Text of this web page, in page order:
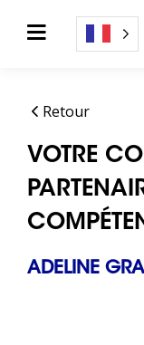
Retour
VOTRE
ADELINE